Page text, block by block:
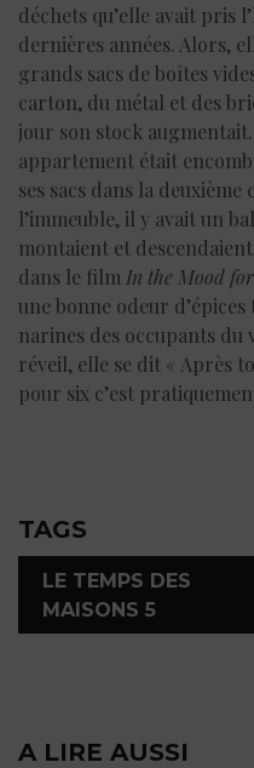
déchets qu’elle avait pris
dernières années. Alors,
grands sacs de boîtes
carton, du métal et des
jour son stock
appartement était
ses sacs dans la
l’immeuble, il y avait un
montaient et
dans le film In the Mood
une bonne odeur
narines des occupants du
réveil, elle se dit « Après
pour six c’est
TAGS
LE TEMPS DES
MAISONS 5
A LIRE AUSSI